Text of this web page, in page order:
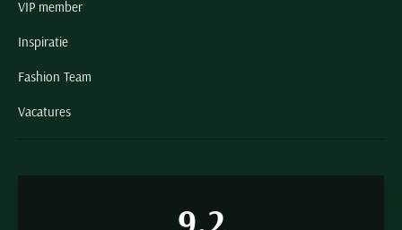
VIP member
Inspiratie
Fashion Team
Vacatures